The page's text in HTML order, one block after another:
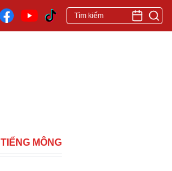
TIẾNG MÔNG